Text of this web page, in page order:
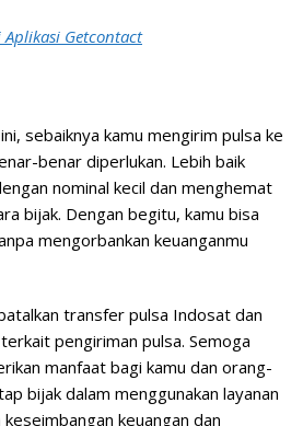
Getcontact
sebaiknya kamu mengirim pulsa ke
benar diperlukan. Lebih baik
nominal kecil dan menghemat
bijak. Dengan begitu, kamu bisa
mengorbankan keuanganmu
transfer pulsa Indosat dan
pengiriman pulsa. Semoga
manfaat bagi kamu dan orang-
bijak dalam menggunakan layanan
keuangan dan